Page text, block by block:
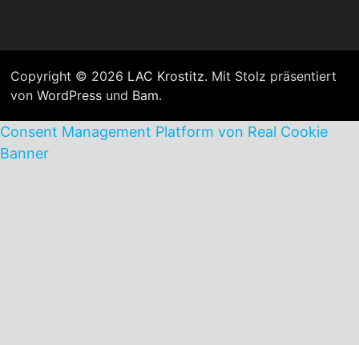
Copyright © 2026 LAC Krostitz. Mit Stolz präsentiert
von WordPressund Bam.
Consent Management Platform von Real Cookie
Banner